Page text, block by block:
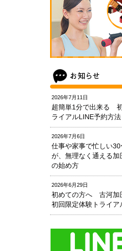
2026年7月11日
超簡単1分で出来る
ライアルLINE予約方法
2026年7月6日
仕事や家事で忙しい
が、無理なく通える加
の始め方
2026年6月29日
初めての方へ 古河加
初回限定体験トライア